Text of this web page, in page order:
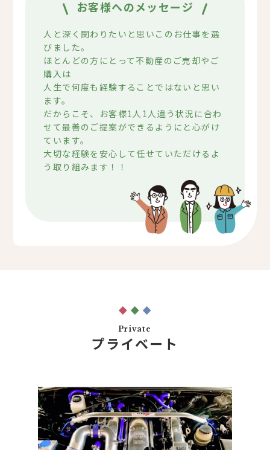
お客様へのメッセージ
人と深く関わりたいと思いこのお仕事を選
びました。
ほとんどの方にとって不動産のご売却やご
購入は
人生で何度も経験することではないと思い
ます。
だからこそ、お客様1人1人違う状況に合わ
せて最善のご提案ができるようにと心がけ
ています。
大切な経験を安心して任せていただけるよ
う取り組みます！！
Private
プライベート